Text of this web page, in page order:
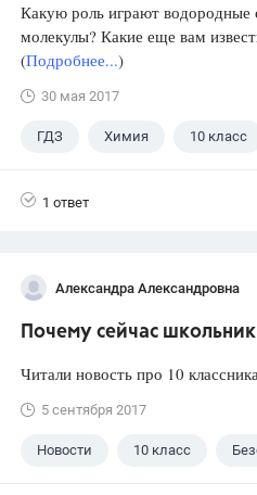
Какую роль играют водородные
молекулы? Какие еще вам
(Подробнее...)
30 мая 2017
ГДЗ Химия 10 класс
1 ответ
Александра Александровна
Почему сейчас
Читали новость про 10
5 сентября 2017
Новости 10 класс